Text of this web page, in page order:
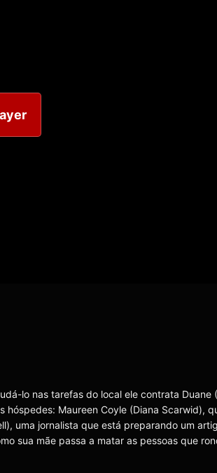
lo nas tarefas do local ele contrata Duane
Maureen Coyle (Diana Scarwid),
uma jornalista que está preparando um
sua mãe passa a matar as pessoas que